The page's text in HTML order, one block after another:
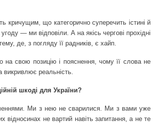
кричущим, що категорично суперечить істині й
— ми відповіли. А на якісь чергові прохідні
де, з погляду її радників, є хайп.
свою позицію і пояснення, чому її слова не
викривлює реальність.
шкоді для України?
Ми з нею не сварилися. Ми з вами уже
відносинах не вартий навіть запитання, а не те